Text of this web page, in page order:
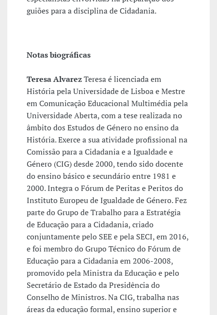
guiões para a disciplina de Cidadania.
Notas biográficas
Teresa AlvarezTeresa é licenciada em
História pela Universidade de Lisboa e Mestre
em Comunicação Educacional Multimédia pela
Universidade Aberta, com a tese realizada no
âmbito dos Estudos de Género no ensino da
História. Exerce a sua atividade profissional na
Comissão para a Cidadania e a Igualdade e
Género (CIG) desde 2000, tendo sido docente
do ensino básico e secundário entre 1981 e
2000. Integra o Fórum de Peritas e Peritos do
Instituto Europeu de Igualdade de Género. Fez
parte do Grupo de Trabalho para a Estratégia
de Educação para a Cidadania, criado
conjuntamente pelo SEE e pela SECI, em 2016,
e foi membro do Grupo Técnico do Fórum de
Educação para a Cidadania em 2006-2008,
promovido pela Ministra da Educação e pelo
Secretário de Estado da Presidência do
Conselho de Ministros. Na CIG, trabalha nas
áreas da educação formal, ensino superior e